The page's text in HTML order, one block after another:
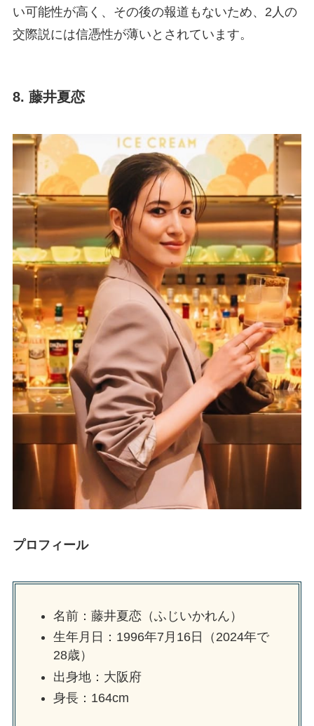
い可能性が高く、その後の報道もないため、2人の
交際説には信憑性が薄いとされています。
8. 藤井夏恋
プロフィール
名前：藤井夏恋（ふじいかれん）
生年月日：1996年7月16日（2024年で
28歳）
出身地：大阪府
身長：164cm